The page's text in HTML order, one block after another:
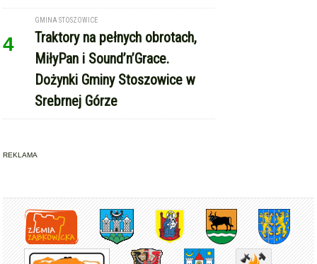
4
MiłyPan i Sound’n’Grace.
Dożynki Gminy Stoszowice w
Srebrnej Górze
REKLAMA